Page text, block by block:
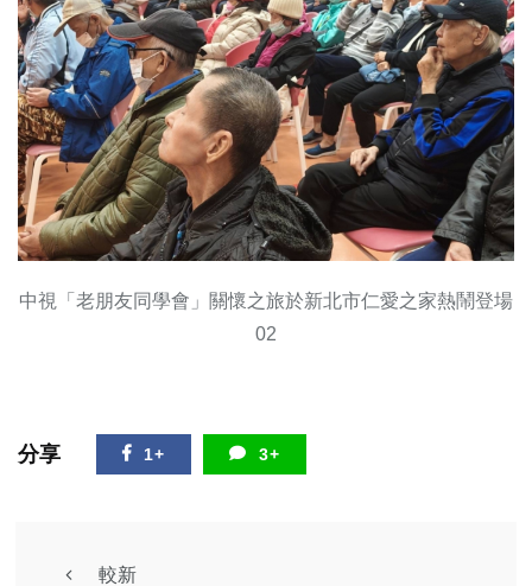
中視「老朋友同學會」關懷之旅於新北市仁愛之家熱鬧登場
02
分享 1+ 3+
較新